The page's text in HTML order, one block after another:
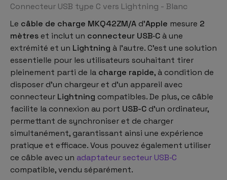
Connecteur USB type C vers Lightning - Blanc
Le câble de charge MKQ42ZM/A d'Apple mesure 2
mètres et inclut un connecteur USB‑C à une
extrémité et un Lightning à l'autre. C'est une solution
essentielle pour les utilisateurs souhaitant tirer
pleinement parti de la charge rapide, à condition de
disposer d'un chargeur et d'un appareil avec
connecteur Lightning compatibles. De plus, ce câble
facilite la connexion au port USB-C d'un ordinateur,
permettant de synchroniser et de charger
simultanément, garantissant ainsi une expérience
pratique et efficace. Vous pouvez également utiliser
ce câble avec un adaptateur secteur USB‑C
compatible, vendu séparément.